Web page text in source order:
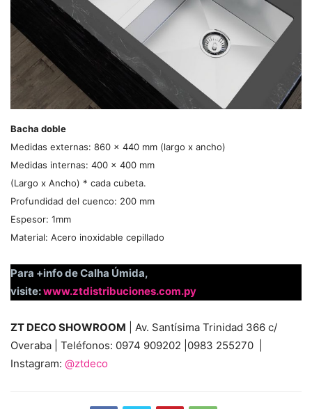
Bacha doble
Medidas externas: 860 x 440 mm (largo x ancho)
Medidas internas: 400 x 400 mm
(Largo x Ancho) * cada cubeta.
Profundidad del cuenco: 200 mm
Espesor: 1mm
Material: Acero inoxidable cepillado
Para +info de Calha Úmida,
visite:www.ztdistribuciones.com.py
ZT DECO SHOWROOM | Av. Santísima Trinidad 366 c/
Overaba | Teléfonos: 0974 909202 |0983 255270 |
Instagram: @ztdeco